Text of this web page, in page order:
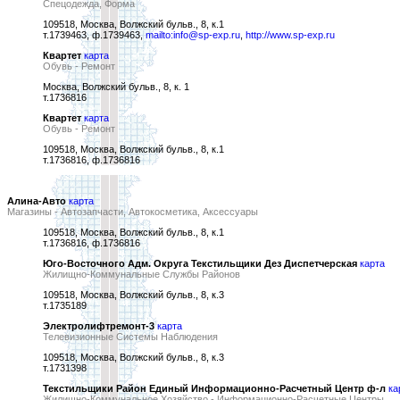
Спецодежда, Форма
109518, Москва, Волжский бульв., 8, к.1
т.1739463, ф.1739463,mailto:info@sp-exp.ru http://www.sp-exp.ru
Квартет карта
Обувь - Ремонт
Москва, Волжский бульв., 8, к. 1
т.1736816
Квартет карта
Обувь - Ремонт
109518, Москва, Волжский бульв., 8, к.1
т.1736816, ф.1736816
Алина-Авто карта
Магазины - Автозапчасти, Автокосметика, Аксессуары
109518, Москва, Волжский бульв., 8, к.1
т.1736816, ф.1736816
Юго-Восточного Адм. Округа Текстильщики Дез Диспетчерская карта
Жилищно-Коммунальные Службы Районов
109518, Москва, Волжский бульв., 8, к.3
т.1735189
Электролифтремонт-3 карта
Телевизионные Системы Наблюдения
109518, Москва, Волжский бульв., 8, к.3
т.1731398
Текстильщики Район Единый Информационно-Расчетный Центр ф-л